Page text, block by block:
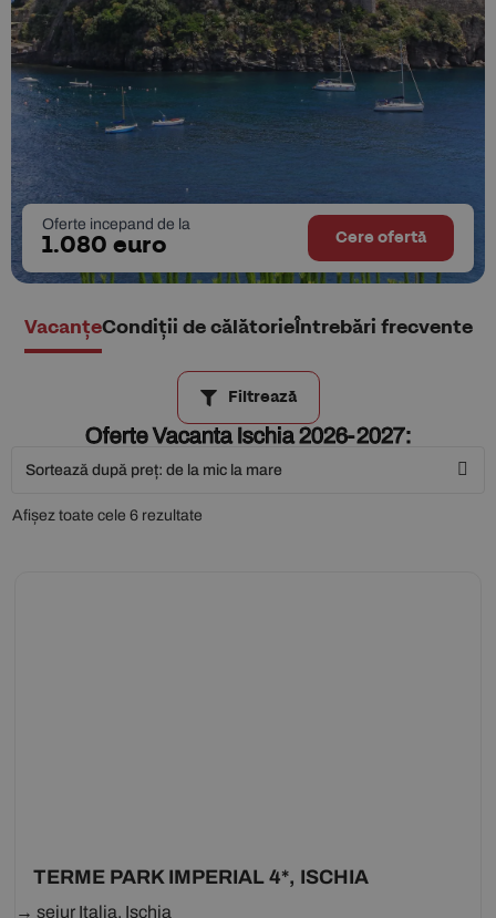
Oferte incepand de la
1.080 euro Cere ofertă
VacanțeCondiții de călătorieÎntrebări frecvente
Filtrează
Oferte Vacanta Ischia 2026-2027:
Afișez toate cele 6 rezultate
TERME PARK IMPERIAL 4*, ISCHIA
→ sejur Italia, Ischia